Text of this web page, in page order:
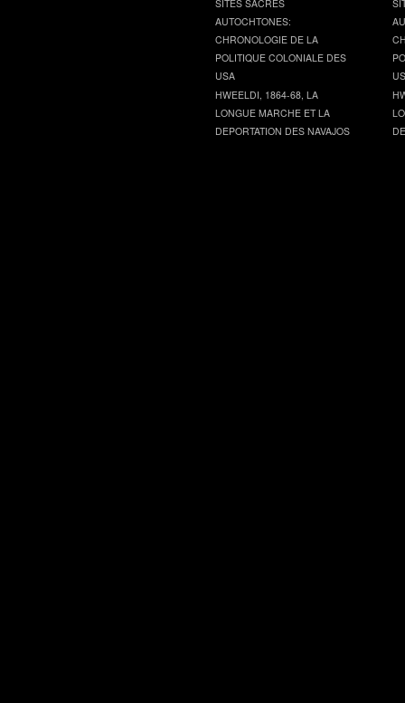
SITES SACRES
AUTOCHTONES:
CHRONOLOGIE DE LA
POLITIQUE COLONIALE DES
USA
HWEELDI, 1864-68, LA
LONGUE MARCHE ET LA
DEPORTATION DES NAVAJOS